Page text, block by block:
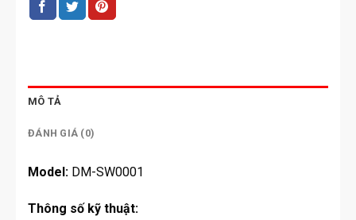
MÔ TẢ
ĐÁNH GIÁ (0)
Model: DM-SW0001
Thông số kỹ thuật: